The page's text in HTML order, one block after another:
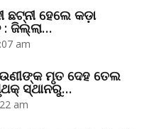
ହେଲେ କଡ଼ା
: ଜିଲ୍ଲା…
am
ମୃତ ଦେହ ତେଲ
ସ୍ଥାନରୁ…
am